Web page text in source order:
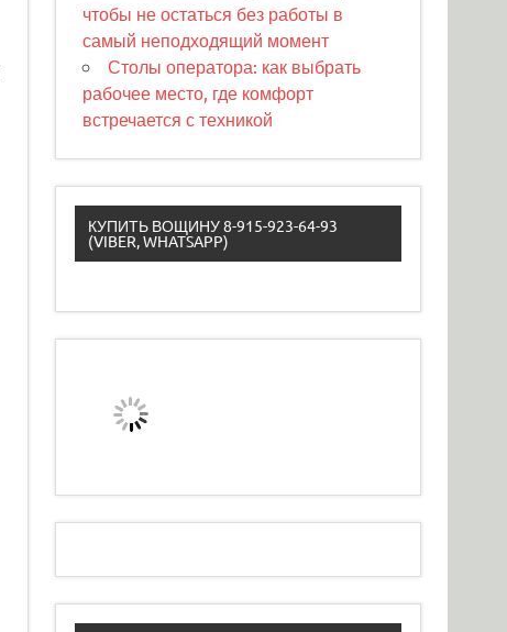
чтобы не остаться без работы в
самый неподходящий момент
Столы оператора: как выбрать
рабочее место, где комфорт
встречается с техникой
КУПИТЬ ВОЩИНУ 8-915-923-64-93
(VIBER, WHATSAPP)